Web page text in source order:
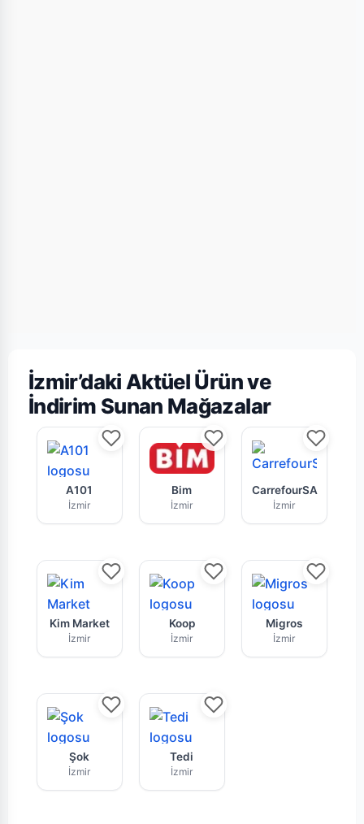
İzmir’daki Aktüel Ürün ve
İndirim Sunan Mağazalar
A101 İzmir mağazasının bu haftaki güncel
A101
İzmir
Bim İzmir market zincirine ait
Bim
İzmir
CarrefourSA
CarrefourSA
İzmir
İzmir Kim Market indirim kataloğu ve fırsat
Kim Market
İzmir
Koop tarafından sunulan
Koop
İzmir
Migros İzmir
Migros
İzmir
Şok İzmir market zincirine ait aktüel
Şok
İzmir
Tedi mağazası için
Tedi
İzmir